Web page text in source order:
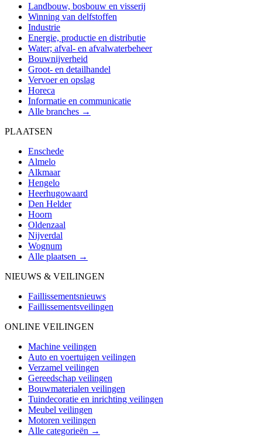
Landbouw, bosbouw en visserij
Winning van delfstoffen
Industrie
Energie, productie en distributie
Water; afval- en afvalwaterbeheer
Bouwnijverheid
Groot- en detailhandel
Vervoer en opslag
Horeca
Informatie en communicatie
Alle branches →
PLAATSEN
Enschede
Almelo
Alkmaar
Hengelo
Heerhugowaard
Den Helder
Hoorn
Oldenzaal
Nijverdal
Wognum
Alle plaatsen →
NIEUWS & VEILINGEN
Faillissementsnieuws
Faillissementsveilingen
ONLINE VEILINGEN
Machine veilingen
Auto en voertuigen veilingen
Verzamel veilingen
Gereedschap veilingen
Bouwmaterialen veilingen
Tuindecoratie en inrichting veilingen
Meubel veilingen
Motoren veilingen
Alle categorieën →